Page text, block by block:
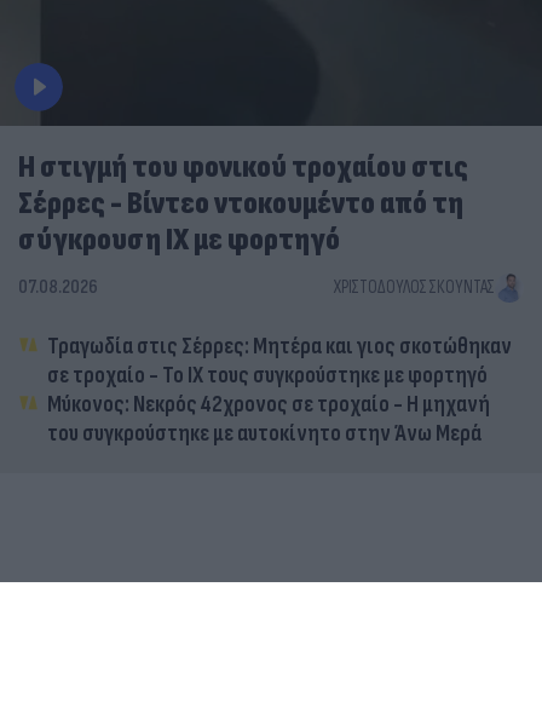
Η στιγμή του φονικού τροχαίου στις
Σέρρες - Βίντεο ντοκουμέντο από τη
σύγκρουση ΙΧ με φορτηγό
07.08.2026 ΧΡΙΣΤΌΔΟΥΛΟΣ ΣΚΟΎΝΤΑΣ
Τραγωδία στις Σέρρες: Μητέρα και γιος σκοτώθηκαν
σε τροχαίο - Το ΙΧ τους συγκρούστηκε με φορτηγό
Μύκονος: Νεκρός 42χρονος σε τροχαίο - Η μηχανή
του συγκρούστηκε με αυτοκίνητο στην Άνω Μερά